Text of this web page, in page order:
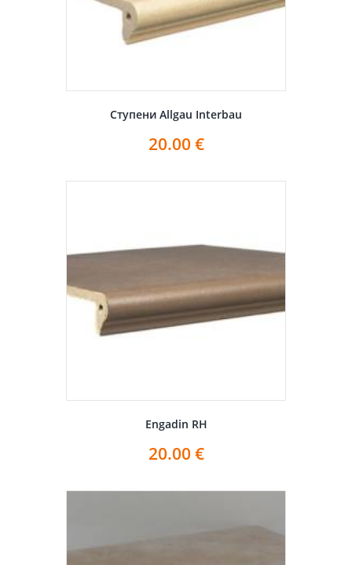
Ступени Allgau Interbau
20.00 €
Engadin RH
20.00 €